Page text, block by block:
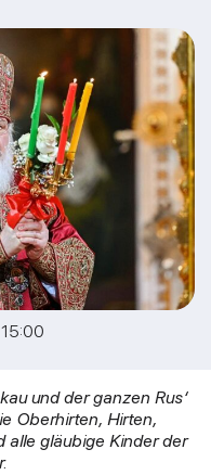
und der ganzen Rus‘
Oberhirten, Hirten,
alle gläubige Kinder der